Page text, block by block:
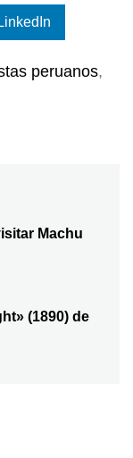
LinkedIn
peruanos,
Machu
(1890) de